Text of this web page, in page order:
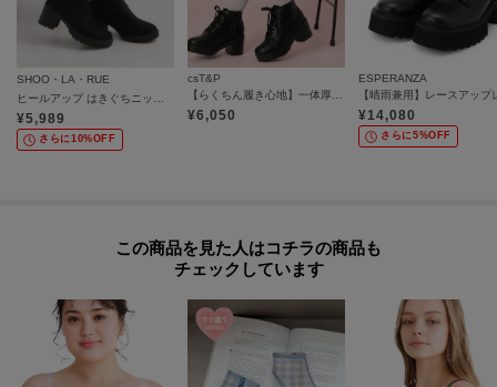
SHOO・LA・RUE
ヒールアップ はきぐちニットブーツ
¥5,989
さらに10%OFF
csT&P
【らくちん履き心地】一体厚底レースアップブーツ
¥6,050
ESPERANZA
¥14,080
さらに5%OFF
この商品を見た人はコチラの商品も
チェックしています